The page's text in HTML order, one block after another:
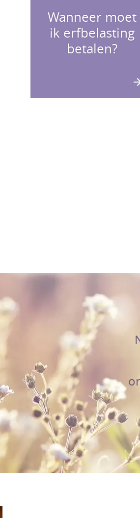
Wanneer moet
ik erfbelasting
betalen?